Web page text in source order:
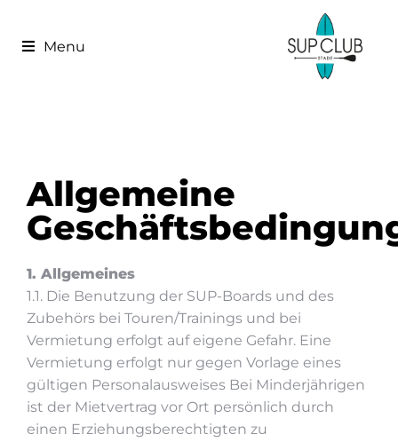
Menu
Allgemeine
1. Allgemeines
1.1. Die Benutzung der SUP-Boards und des
Zubehörs bei Touren/Trainings und bei
Vermietung erfolgt auf eigene Gefahr. Eine
Vermietung erfolgt nur gegen Vorlage eines
gültigen Personalausweises Bei Minderjährigen
ist der Mietvertrag vor Ort persönlich durch
einen Erziehungsberechtigten zu